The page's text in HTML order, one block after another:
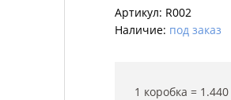
Артикул: R002
Наличие: под заказ
1 коробка = 1.440